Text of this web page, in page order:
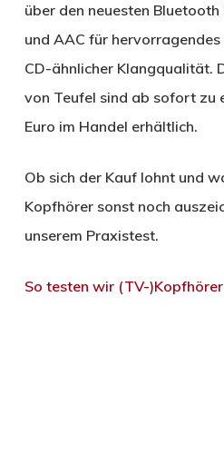
über den neuesten
und AAC für
CD-ähnlicher Klangqualität.
von Teufel sind ab sofort zu
Euro im Handel erhältlich.
Ob sich der Kauf lohnt und
Kopfhörer sonst noch
unserem Praxistest.
So testen wir (TV-)Kopfhörer